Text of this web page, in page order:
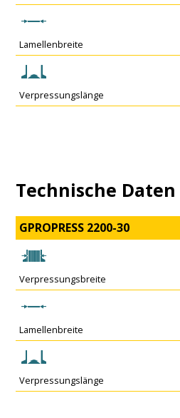
Lamellenbreite
Verpressungslänge
Technische Daten
GPROPRESS 2200-30
Verpressungsbreite
Lamellenbreite
Verpressungslänge